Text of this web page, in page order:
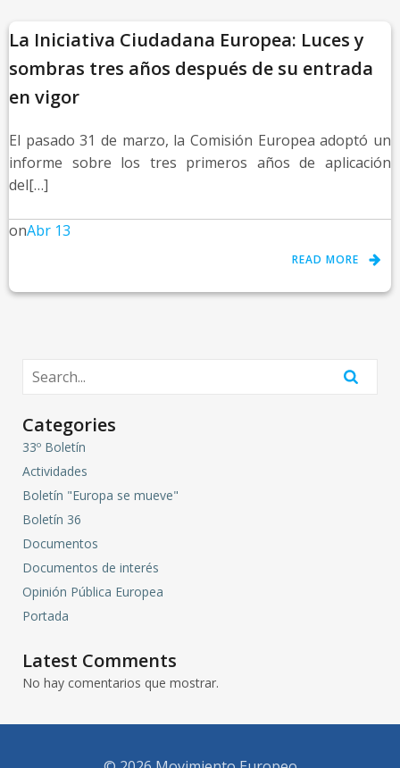
La Iniciativa Ciudadana Europea: Luces y
sombras tres años después de su entrada
en vigor
El pasado 31 de marzo, la Comisión Europea adoptó un
informe sobre los tres primeros años de aplicación
del[…]
onAbr 13
READ MORE
Categories
33º Boletín
Actividades
Boletín "Europa se mueve"
Boletín 36
Documentos
Documentos de interés
Opinión Pública Europea
Portada
Latest Comments
No hay comentarios que mostrar.